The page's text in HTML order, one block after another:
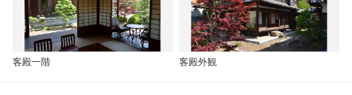
客殿一階 客殿外観